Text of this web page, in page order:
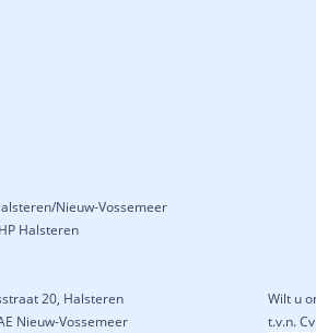
Nieuw-Vossemeer
Halsteren
20, Halsteren
Nieuw-Vossemeer
Wilt u
t.v.n.